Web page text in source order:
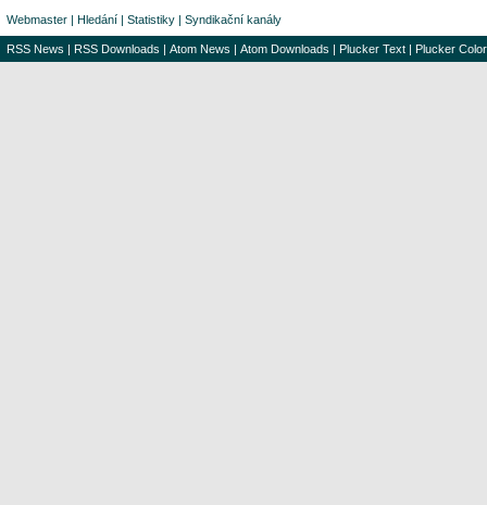
Webmaster | Hledání | Statistiky | Syndikační kanály
RSS News | RSS Downloads | Atom News | Atom Downloads | Plucker Text | Plucker Color